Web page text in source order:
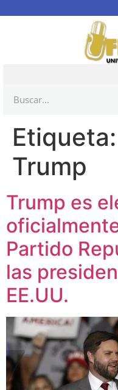
Etiqueta:
Trump
Trump es
Partido
las
EE.UU.